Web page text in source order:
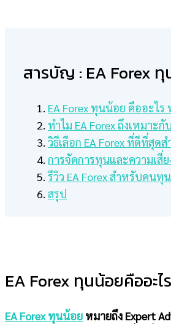
สารบัญ : EA Forex
EA Forex ทุนน้อย คืออะไร
ทำไม EA Forex ถึงเหมาะ
วิธีเลือก EA Forex ที่ดีที่สุ
การจัดการทุนและความเสี่ย
รีวิว EA Forex สำหรับคนทุ
สรุป
EA Forex ทุนน้อยคืออะไ
EA Forex ทุนน้อย หมายถึง Expert